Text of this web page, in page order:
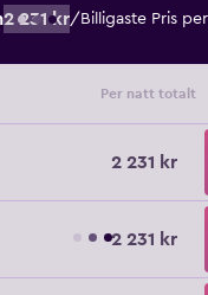
2 231 kr/ Billigaste Pris
Per natt totalt
2 231 kr
2 231 kr